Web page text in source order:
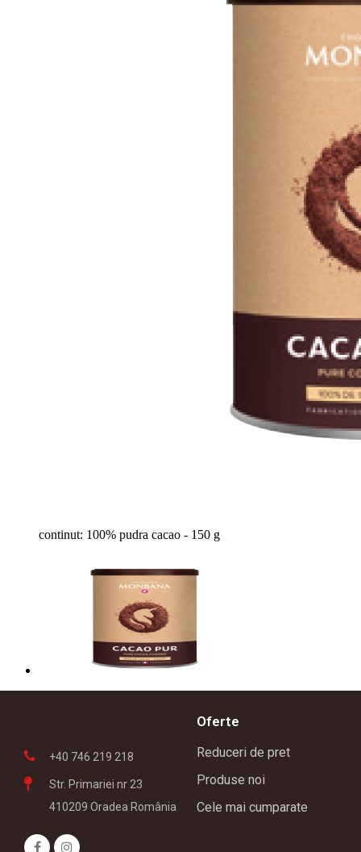
continut: 100% pudra cacao - 150 g
+40 746 219 218
Str. Primariei nr 23
410209 Oradea România
Oferte
Reduceri de pret
Produse noi
Cele mai cumparate